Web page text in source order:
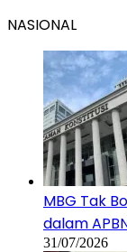
NASIONAL
MBG Tak
dalam
31/07/2026